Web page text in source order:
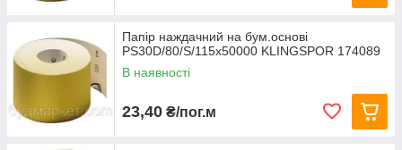
Папір наждачний на бум.основі
PS30D/80/S/115x50000 KLINGSPOR 174089
В наявності
23,40 ₴/пог.м